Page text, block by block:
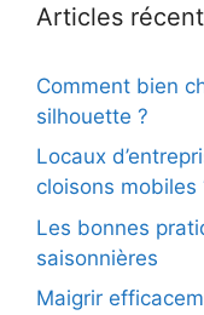
Articles
Comment bien
silhouette ?
Locaux
cloisons mobiles
Les bonnes
saisonnières
Maigrir